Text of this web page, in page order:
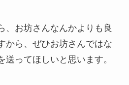
、お坊さんなんかよりも良
から、ぜひお坊さんではな
送ってほしいと思います。